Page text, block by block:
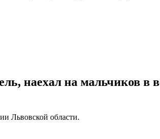
наехал на мальчиков в
Львовской области.